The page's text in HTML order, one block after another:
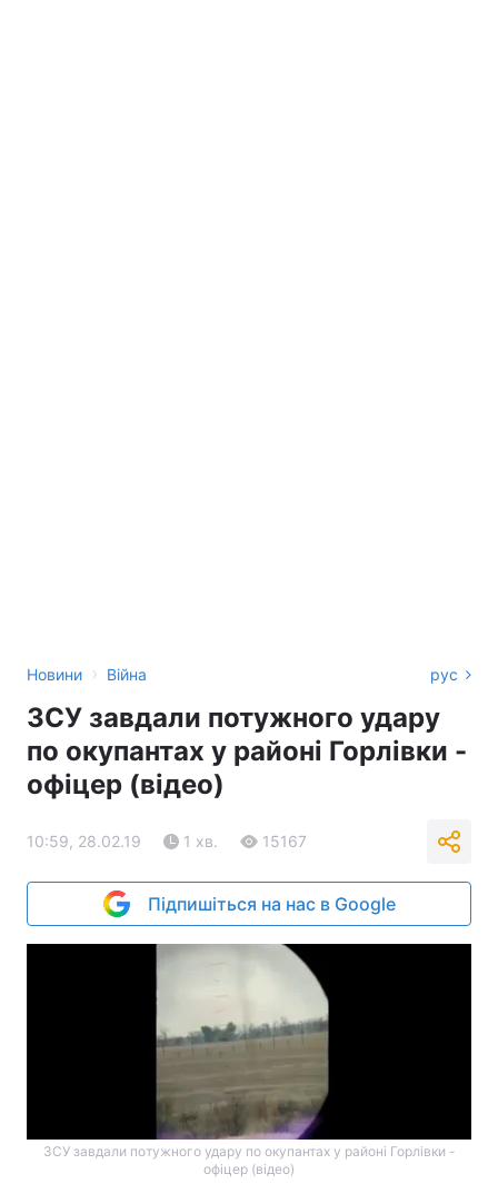
Новини › Війна рус
ЗСУ завдали потужного удару
по окупантах у районі Горлівки -
офіцер (відео)
10:59, 28.02.19 1 хв. 15167
Підпишіться на нас в Google
ЗСУ завдали потужного удару по окупантах у районі Горлівки -
офіцер (відео)